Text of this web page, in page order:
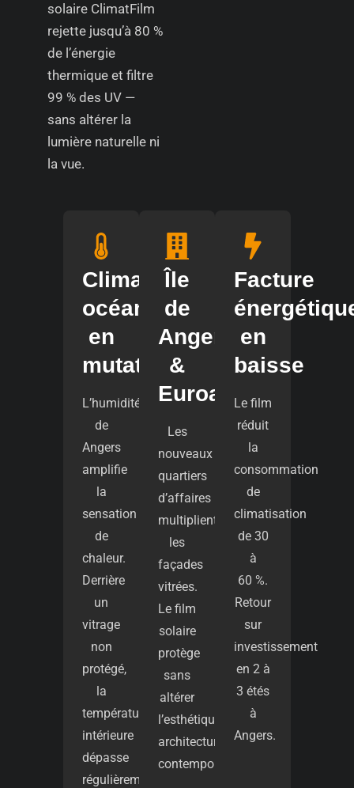
solaire ClimatFilm
rejette jusqu’à 80 %
de l’énergie
thermique et filtre
99 % des UV —
sans altérer la
lumière naturelle ni
la vue.
Climat
océanique
en
mutation
L’humidité
de
Angers
amplifie
la
sensation
de
chaleur.
Derrière
un
vitrage
non
protégé,
la
température
intérieure
dépasse
régulièrement
Île
de
Angers
&
Euroangers
Les
nouveaux
quartiers
d’affaires
multiplient
les
façades
vitrées.
Le film
solaire
protège
sans
altérer
l’esthétique
architecturale
contemporaine.
Facture
en
baisse
Le film
réduit
la
consommation
de
climatisation
de 30
à
60 %.
Retour
sur
investissement
en 2 à
3 étés
à
Angers.